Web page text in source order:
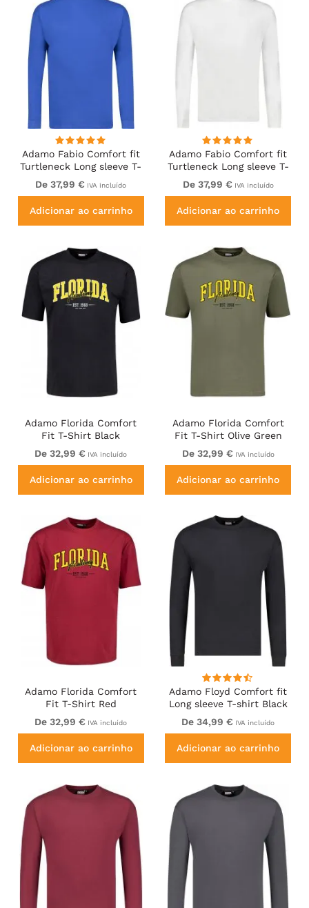
Adamo Fabio Comfort fit
Turtleneck Long sleeve T-
shirt Royal blue
De 37,99 € IVA incluído
Adicionar ao carrinho
Adamo Fabio Comfort fit
Turtleneck Long sleeve T-
shirt White
De 37,99 € IVA incluído
Adicionar ao carrinho
Adamo Florida Comfort
Fit T-Shirt Black
De 32,99 € IVA incluído
Adicionar ao carrinho
Adamo Florida Comfort
Fit T-Shirt Olive Green
De 32,99 € IVA incluído
Adicionar ao carrinho
Adamo Florida Comfort
Fit T-Shirt Red
De 32,99 € IVA incluído
Adicionar ao carrinho
Adamo Floyd Comfort fit
Long sleeve T-shirt Black
De 34,99 € IVA incluído
Adicionar ao carrinho